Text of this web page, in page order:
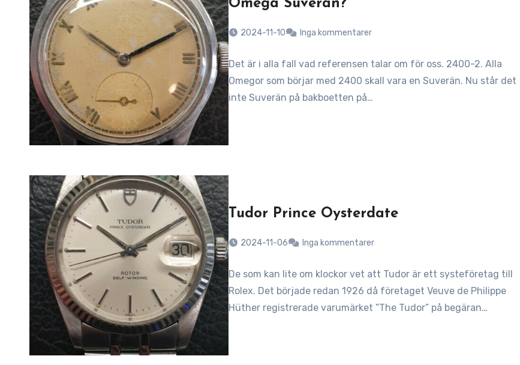
Omega Suverän?
2024-11-10 Inga kommentarer
Det är i alla fall vad referensen talar om för oss. 2400-2. Alla
Omegor som börjar med 2400 skall vara en Suverän. Nu står det
inte Suverän på bakboetten på…
Tudor Prince Oysterdate
2024-11-06 Inga kommentarer
De som kan lite om klockor vet att Tudor är ett systeföretag till
Rolex. Det började redan 1926 då företaget Veuve de Philippe
Hüther registrerade varumärket ”The Tudor” på begäran…